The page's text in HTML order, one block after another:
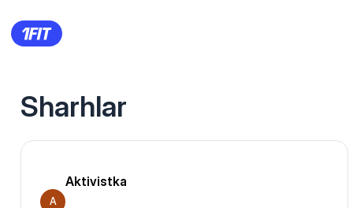
Sharhlar
A
Aktivistka